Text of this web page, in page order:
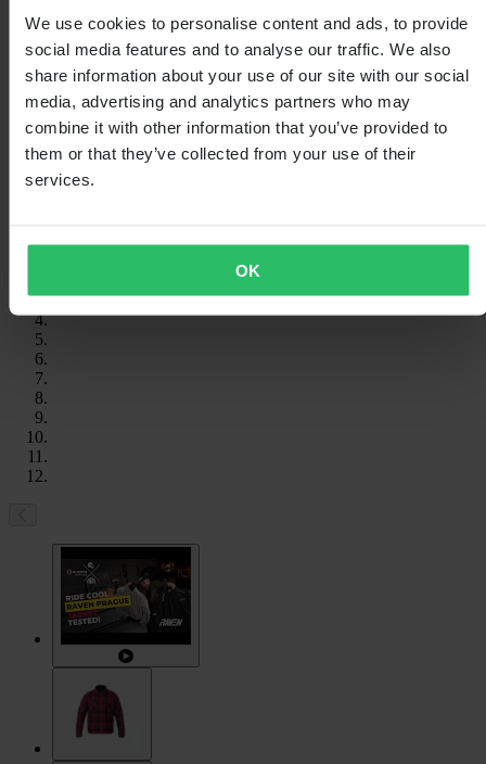
We use cookies to personalise content and ads, to provide
social media features and to analyse our traffic. We also
share information about your use of our site with our social
media, advertising and analytics partners who may
combine it with other information that you’ve provided to
them or that they’ve collected from your use of their
services.
OK